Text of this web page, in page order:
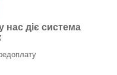
нас діє система